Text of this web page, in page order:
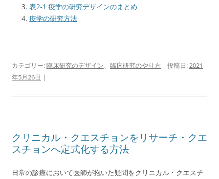
表2-1 疫学の研究デザインのまとめ
疫学の研究方法
カテゴリー:臨床研究のデザイン、 臨床研究のやり方 | 投稿日:2021
年5月26日 |
クリニカル・クエスチョンをリサーチ・クエ
スチョンへ定式化する方法
日常の診療において医師が抱いた疑問をクリニカル・クエスチ